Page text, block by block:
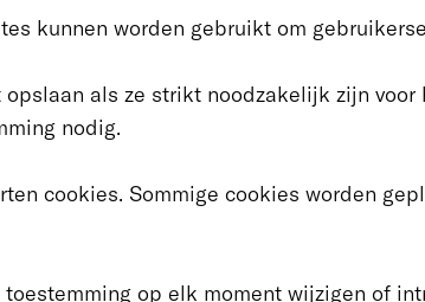
kunnen worden gebruikt om
als ze strikt noodzakelijk zijn voor
nodig.
cookies. Sommige cookies worden
op elk moment wijzigen of